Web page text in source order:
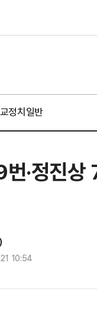
정치일반
·정진
10:54